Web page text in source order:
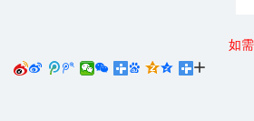
如
     